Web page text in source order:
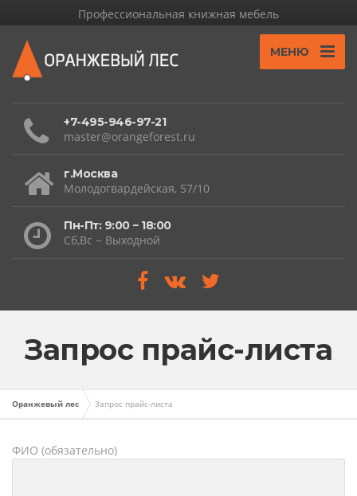
Профессиональная книжная мебель
МЕНЮ
+7-495-946-97-21
master@orangeforest.ru
г.Москва
Молодогвардейская, 57/10
Пн-Пт: 9:00 − 18:00
Сб,Вс − Выходной
Запрос прайс-листа
Оранжевый лес Запрос прайс-листа
ФИО (обязательно)